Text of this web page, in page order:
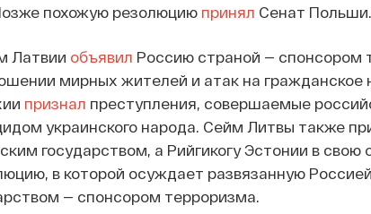
похожую резолюцию принял Сенат Польши.
Латвии объявил Россию страной — спонсором
мирных жителей и атак на гражданское
признал преступления, совершаемые
украинского народа. Сейм Литвы также
государством, а Рийгикогу Эстонии в свою
в которой осуждает развязанную
— спонсором терроризма.